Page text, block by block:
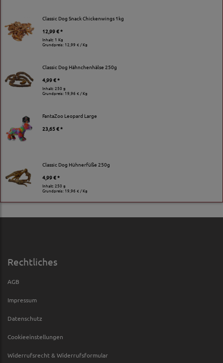
Classic Dog Snack Chickenwings 1kg
12,99 € *
Inhalt: 1 Kg
Grundpreis: 12,99 € / Kg
Classic Dog Hähnchenhälse 250g
4,99 € *
Inhalt: 250 g
Grundpreis: 19,96 € / Kg
FantaZoo Leopard Large
23,65 € *
Classic Dog Hühnerfüße 250g
4,99 € *
Inhalt: 250 g
Grundpreis: 19,96 € / Kg
Rechtliches
AGB
Impressum
Datenschutz
Cookieeinstellungen
Widerrufsrecht & Widerrufsformular